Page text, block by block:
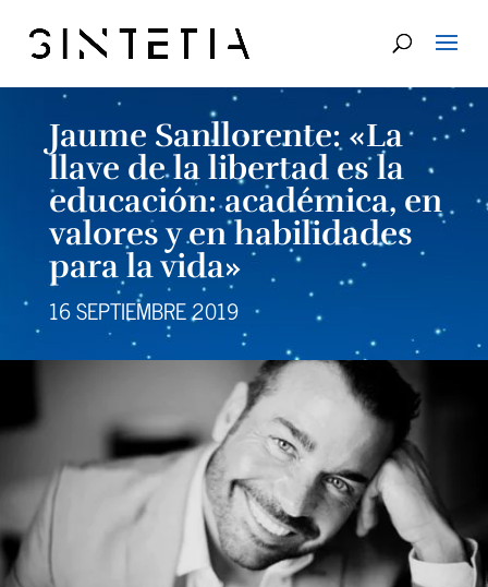
Jaume Sanllorente: «La
llave de la libertad es la
educación: académica, en
valores y en habilidades
para la vida»
16 SEPTIEMBRE 2019